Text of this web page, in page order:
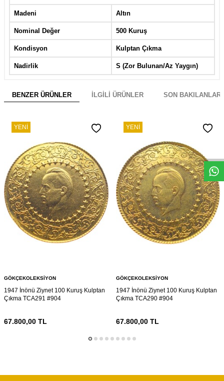
Madeni Altın
Nominal Değer 500 Kuruş
Kondisyon Kulptan Çıkma
Nadirlik S (Zor Bulunan/Az Yaygın)
BENZER ÜRÜNLER İLGILI ÜRÜNLER SON BAKILANLAR
YENI
GÖKÇEKOLEKSIYON
1947 İnönü Ziynet 100 Kuruş Kulptan
Çıkma TCA291 #904
67.800,00 TL
YENI
GÖKÇEKOLEKSIYON
1947 İnönü Ziynet 100 Kuruş Kulptan
Çıkma TCA290 #904
67.800,00TL